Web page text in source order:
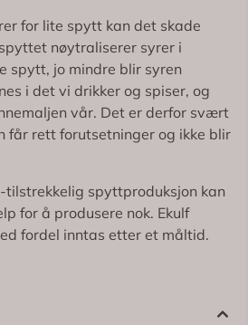
for lite spytt kan det skade
nøytraliserer syrer i
spytt, jo mindre blir syren
i det vi drikker og spiser, og
vår. Det er derfor svært
får rett forutsetninger og ikke blir
tilstrekkelig spyttproduksjon kan
for å produsere nok. Ekulf
fordel inntas etter et måltid.